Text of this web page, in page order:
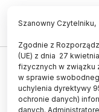
OSTRÓW
Szanowny Czytelniku,
Zgodnie z
(UE) z dnia 27
fizycznych w związku
w sprawie
uchylenia dyrektywy
ochronie danych)
danych.